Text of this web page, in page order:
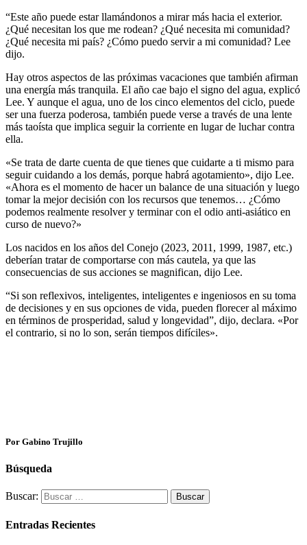
“Este año puede estar llamándonos a mirar más hacia el exterior.
¿Qué necesitan los que me rodean? ¿Qué necesita mi comunidad?
¿Qué necesita mi país? ¿Cómo puedo servir a mi comunidad? Lee
dijo.
Hay otros aspectos de las próximas vacaciones que también afirman
una energía más tranquila. El año cae bajo el signo del agua, explicó
Lee. Y aunque el agua, uno de los cinco elementos del ciclo, puede
ser una fuerza poderosa, también puede verse a través de una lente
más taoísta que implica seguir la corriente en lugar de luchar contra
ella.
«Se trata de darte cuenta de que tienes que cuidarte a ti mismo para
seguir cuidando a los demás, porque habrá agotamiento», dijo Lee.
«Ahora es el momento de hacer un balance de una situación y luego
tomar la mejor decisión con los recursos que tenemos… ¿Cómo
podemos realmente resolver y terminar con el odio anti-asiático en
curso de nuevo?»
Los nacidos en los años del Conejo (2023, 2011, 1999, 1987, etc.)
deberían tratar de comportarse con más cautela, ya que las
consecuencias de sus acciones se magnifican, dijo Lee.
“Si son reflexivos, inteligentes, inteligentes e ingeniosos en su toma
de decisiones y en sus opciones de vida, pueden florecer al máximo
en términos de prosperidad, salud y longevidad”, dijo, declara. «Por
el contrario, si no lo son, serán tiempos difíciles».
Por Gabino Trujillo
Búsqueda
Buscar:
Entradas Recientes